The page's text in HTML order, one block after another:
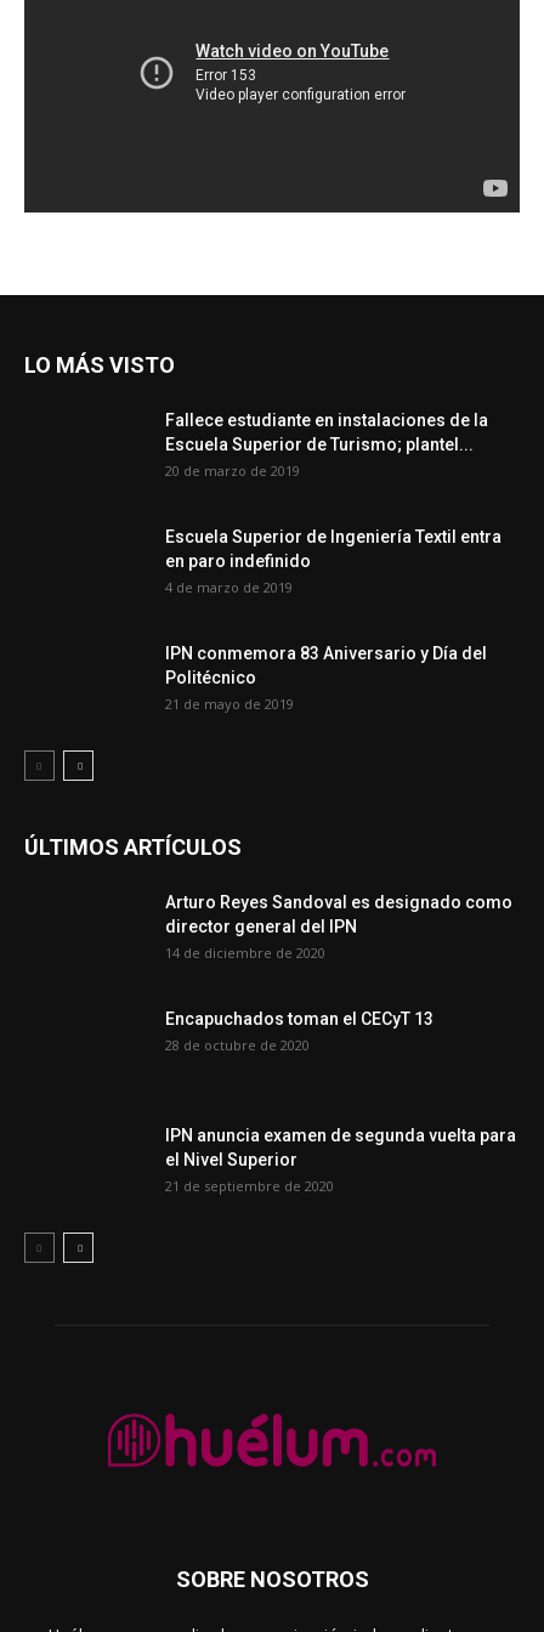
LO MÁS VISTO
Fallece estudiante en instalaciones de la
Escuela Superior de Turismo; plantel...
20 de marzo de 2019
Escuela Superior de Ingeniería Textil entra
en paro indefinido
4 de marzo de 2019
IPN conmemora 83 Aniversario y Día del
Politécnico
21 de mayo de 2019
ÚLTIMOS ARTÍCULOS
Arturo Reyes Sandoval es designado como
director general del IPN
14 de diciembre de 2020
Encapuchados toman el CECyT 13
28 de octubre de 2020
IPN anuncia examen de segunda vuelta para
el Nivel Superior
21 de septiembre de 2020
SOBRE NOSOTROS